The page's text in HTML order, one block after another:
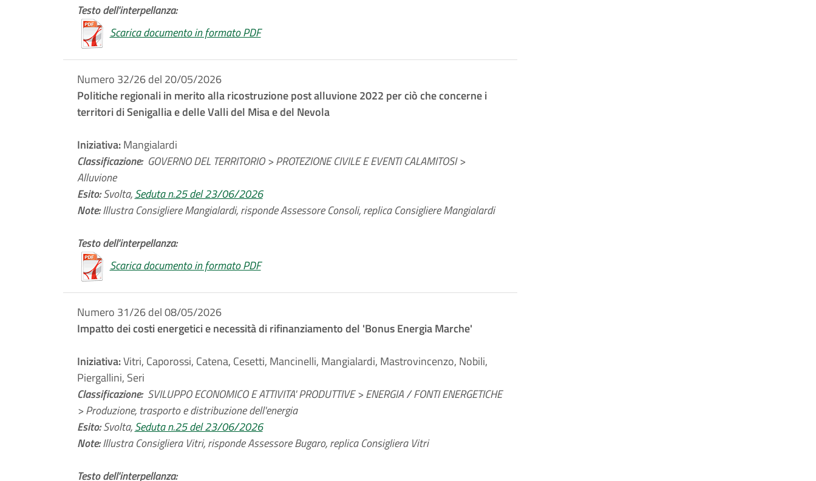
Testo dell'interpellanza:
Scarica documento in formato PDF
Numero 32/26 del 20/05/2026
Politiche regionali in merito alla ricostruzione post alluvione 2022 per ciò che concerne i
territori di Senigallia e delle Valli del Misa e del Nevola
Iniziativa:Mangialardi
Classificazione: GOVERNO DEL TERRITORIO > PROTEZIONE CIVILE E EVENTI CALAMITOSI >
Alluvione
Esito:Svolta,Seduta n.25 del 23/06/2026
Note:Illustra Consigliere Mangialardi, risponde Assessore Consoli, replica Consigliere Mangialardi
Testo dell'interpellanza:
Scarica documento in formato PDF
Numero 31/26 del 08/05/2026
Impatto dei costi energetici e necessità di rifinanziamento del 'Bonus Energia Marche'
Iniziativa:Vitri, Caporossi, Catena, Cesetti, Mancinelli, Mangialardi, Mastrovincenzo, Nobili,
Piergallini, Seri
Classificazione: SVILUPPO ECONOMICO E ATTIVITA' PRODUTTIVE > ENERGIA / FONTI ENERGETICHE
> Produzione, trasporto e distribuzione dell'energia
Esito:Svolta,Seduta n.25 del 23/06/2026
Note:Illustra Consigliera Vitri, risponde Assessore Bugaro, replica Consigliera Vitri
Testo dell'interpellanza: